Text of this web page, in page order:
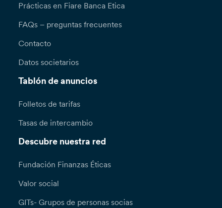
Prácticas en Fiare Banca Etica
FAQs – preguntas frecuentes
Contacto
Datos societarios
Tablón de anuncios
Folletos de tarifas
Tasas de intercambio
Descubre nuestra red
Fundación Finanzas Éticas
Valor social
GITs- Grupos de personas socias